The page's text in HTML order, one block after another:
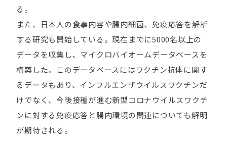
る。
また、日本人の食事内容や腸内細菌、免疫応答を解析
する研究も開始している。現在までに5000名以上の
データを収集し、マイクロバイオームデータベースを
構築した。このデータベースにはワクチン抗体に関す
るデータもあり、インフルエンザウイルスワクチンだ
けでなく、今後接種が進む新型コロナウイルスワクチ
ンに対する免疫応答と腸内環境の関連についても解明
が期待される。